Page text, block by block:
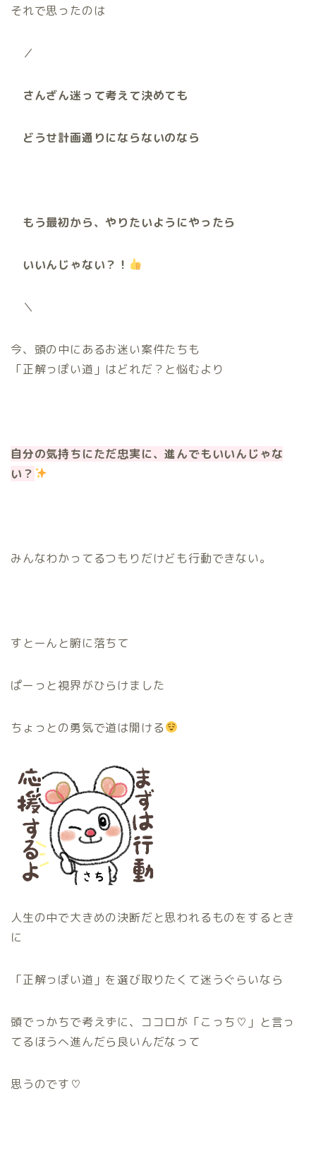
それで思ったのは
／
さんざん迷って考えて決めても
どうせ計画通りにならないのなら
もう最初から、やりたいようにやったら
いいんじゃない？！
＼
今、頭の中にあるお迷い案件たちも
「正解っぽい道」はどれだ？と悩むより
自分の気持ちにただ忠実に、進んでもいいんじゃな
い？
みんなわかってるつもりだけども行動できない。
すとーんと腑に落ちて
ぱーっと視界がひらけました
ちょっとの勇気で道は開ける
人生の中で大きめの決断だと思われるものをするとき
に
「正解っぽい道」を選び取りたくて迷うぐらいなら
頭でっかちで考えずに、ココロが「こっち ♡ 」と言っ
てるほうへ進んだら良いんだなって
思うのです♡